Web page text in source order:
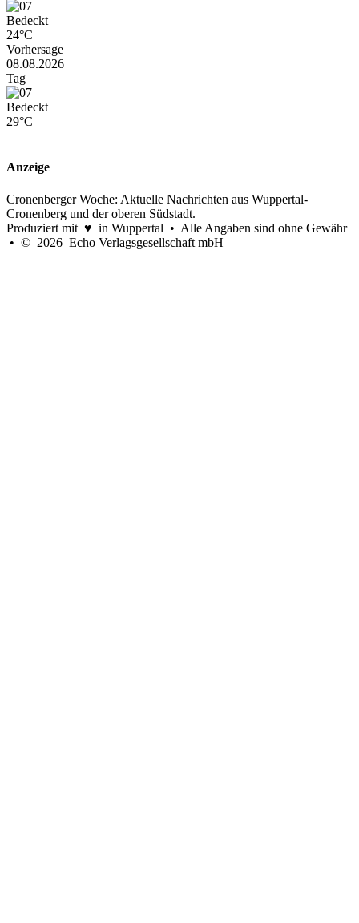
Bedeckt
24°C
Vorhersage
08.08.2026
Tag
Bedeckt
29°C
Anzeige
Cronenberger Woche: Aktuelle Nachrichten aus Wuppertal-
Cronenberg und der oberen Südstadt.
Produziert mit ♥ in Wuppertal • Alle Angaben sind ohne Gewähr
• © 2026 Echo Verlagsgesellschaft mbH